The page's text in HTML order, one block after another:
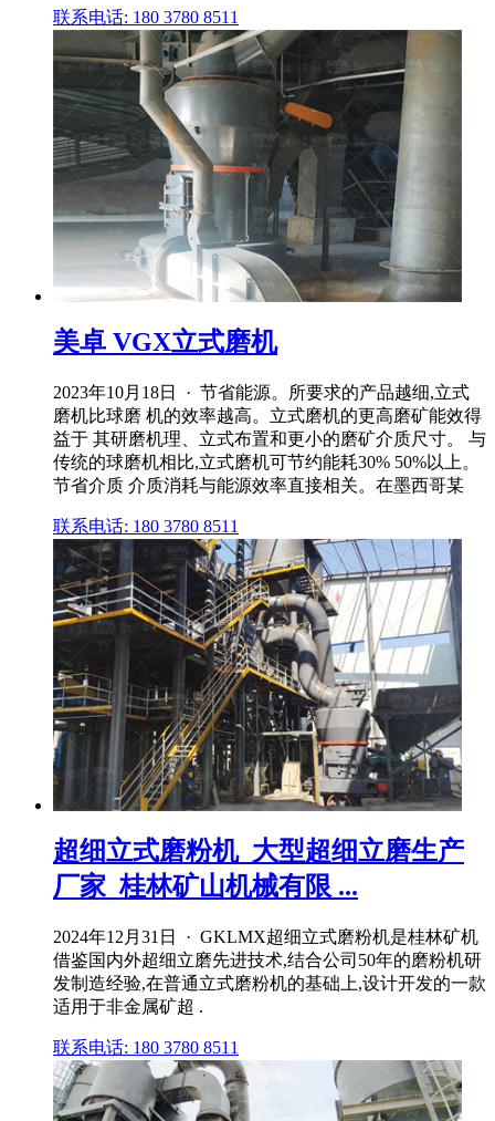
联系电话: 180 3780 8511
美卓 VGX立式磨机
2023年10月18日 · 节省能源。所要求的产品越细,立式
磨机比球磨 机的效率越高。立式磨机的更高磨矿能效得
益于 其研磨机理、立式布置和更小的磨矿介质尺寸。 与
传统的球磨机相比,立式磨机可节约能耗30% 50%以上。
节省介质 介质消耗与能源效率直接相关。在墨西哥某
联系电话: 180 3780 8511
超细立式磨粉机_大型超细立磨生产
厂家_桂林矿山机械有限 ...
2024年12月31日 · GKLMX超细立式磨粉机是桂林矿机
借鉴国内外超细立磨先进技术,结合公司50年的磨粉机研
发制造经验,在普通立式磨粉机的基础上,设计开发的一款
适用于非金属矿超 .
联系电话: 180 3780 8511